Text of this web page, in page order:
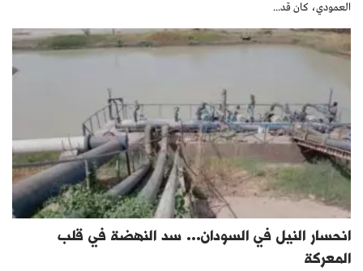
العمودي، كان قد...
انحسار النيل في السودان… سد النهضة في قلب
المعركة